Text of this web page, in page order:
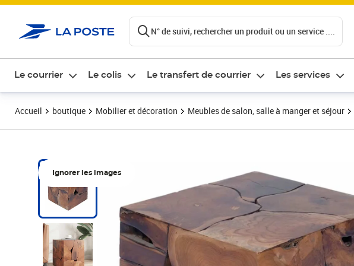
N° de suivi, rechercher un produit ou un service ....
Le courrier Le colis Le transfert de courrier Les services
Accueil boutique Mobilier et décoration Meubles de salon, salle à manger et séjour
Ignorer les images